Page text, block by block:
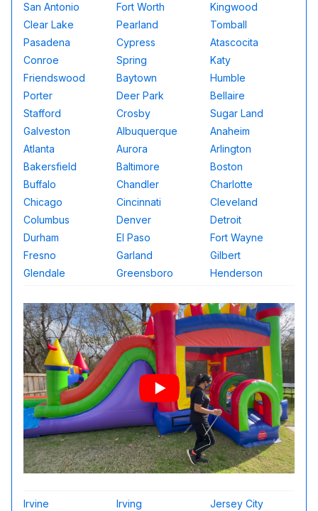
San Antonio
Fort Worth
Kingwood
Clear Lake
Pearland
Tomball
Pasadena
Cypress
Atascocita
Conroe
Spring
Katy
Friendswood
Baytown
Humble
Porter
Deer Park
Bellaire
Stafford
Crosby
Sugar Land
Galveston
Albuquerque
Anaheim
Atlanta
Aurora
Arlington
Bakersfield
Baltimore
Boston
Buffalo
Chandler
Charlotte
Chicago
Cincinnati
Cleveland
Columbus
Denver
Detroit
Durham
El Paso
Fort Wayne
Fresno
Garland
Gilbert
Glendale
Greensboro Henderson
Irvine Irving
Jersey City